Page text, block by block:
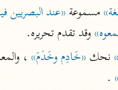
محمد الأمين الشنقيطي
نظم
البقاعي (٨٨٥ هـ)
مسموعة
وقد تقدم تحريره.
نحك «خَادِم وخَدَمَ» ،
.